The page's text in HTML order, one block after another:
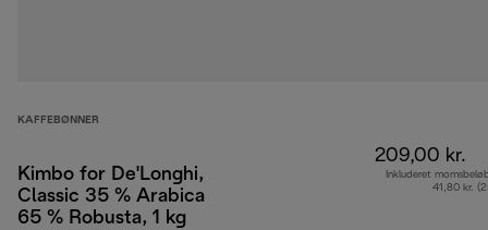
KAFFEBØNNER
Kimbo for De'Longhi,
Classic 35 % Arabica
65 % Robusta, 1 kg
209,00 kr.
Inkluderet
41,80 kr.